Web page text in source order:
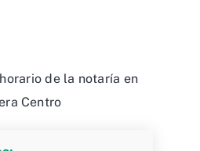
de la notaría en
Centro